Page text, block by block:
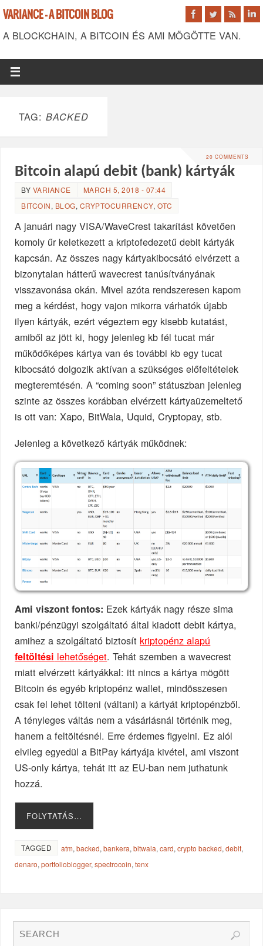
VARIANCE - A BITCOIN BLOG
A BLOCKCHAIN, A BITCOIN ÉS AMI MÖGÖTTE VAN.
TAG: BACKED
20 COMMENTS
Bitcoin alapú debit (bank) kártyák
BY VARIANCE
MARCH 5, 2018 - 07:44
BITCOIN, BLOG, CRYPTOCURRENCY, OTC
A januári nagy VISA/WaveCrest takarítást követően
komoly űr keletkezett a kriptofedezetű debit kártyák
kapcsán. Az összes nagy kártyakibocsátó elvérzett a
bizonytalan hátterű wavecrest tanúsítványának
visszavonása okán. Mivel azóta rendszeresen kapom
meg a kérdést, hogy vajon mikorra várhatók újabb
ilyen kártyák, ezért végeztem egy kisebb kutatást,
amiből az jött ki, hogy jelenleg kb fél tucat már
működőképes kártya van és további kb egy tucat
kibocsátó dolgozik aktívan a szükséges előfeltételek
megteremtésén. A “coming soon” státuszban jelenleg
szinte az összes korábban elvérzett kártyaüzemeltető
is ott van: Xapo, BitWala, Uquid, Cryptopay, stb.
Jelenleg a következő kártyák működnek:
Ami viszont fontos: Ezek kártyák nagy része sima
banki/pénzügyi szolgáltató által kiadott debit kártya,
amihez a szolgáltató biztosít kriptopénz alapú
feltöltési lehetőséget. Tehát szemben a wavecrest
miatt elvérzett kártyákkal: itt nincs a kártya mögött
Bitcoin és egyéb kriptopénz wallet, mindösszesen
csak fel lehet tölteni (váltani) a kártyát kriptopénzből.
A tényleges váltás nem a vásárlásnál történik meg,
hanem a feltöltésnél. Erre érdemes figyelni. Ez alól
elvileg egyedül a BitPay kártyája kivétel, ami viszont
US-only kártya, tehát itt az EU-ban nem juthatunk
hozzá.
FOLYTATÁS…
TAGGED atm,backed,bankera,bitwala,card,crypto backed,debit,
denaro,portfolioblogger,spectrocoin,tenx